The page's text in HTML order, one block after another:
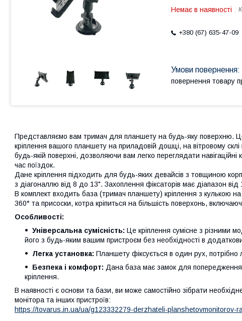
Немає в наявності
+380 (67) 635-47-09
повернення товару
Представляємо вам тримач для планшету на будь-яку поверхню.
кріплення вашого планшету на приладовій дошці, на вітровому
будь-якій поверхні, дозволяючи вам легко переглядати
час поїздок.
Дане кріплення підходить для будь-яких девайсів з товщиною
з діагоналлю від 8 до 13". Захоплення фіксаторів має діапазон
В комплект входить база (тримач планшету) кріплення з кулькою
360° та присоски, котра кріпиться на більшість поверхонь,
Особливості:
Універсальна сумісність: Це кріплення сумісне з різними
його з будь-яким вашим пристроєм без необхідності в
Легка установка: Планшету фіксується в один рух, потрібно
Безпека і комфорт: Дана база має замок для попередження
кріплення.
В наявності є основи та бази, ви може самостійно зібрати
монітора та інших пристроїв:
https://tovarus.in.ua/ua/g123332279-derzhateli-planshetovmonitorov-